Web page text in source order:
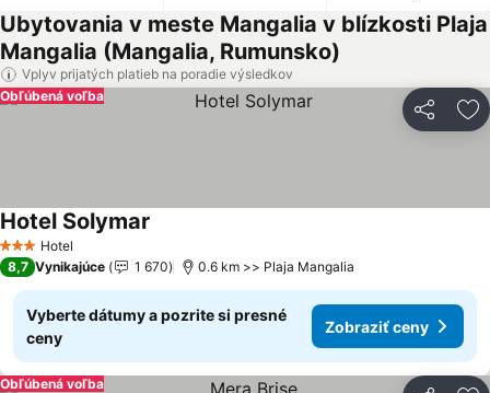
Ubytovania v meste Mangalia v blízkosti Plaja
Mangalia (Mangalia, Rumunsko)
Vplyv prijatých platieb na poradie výsledkov
Zdieľať
Obľúbená voľba
3 Počet hviezdičiek
Hotel
Hotel Solymar
8,7 Vynikajúce 1 670 0.6 km >> Plaja Mangalia
Vyberte dátumy a pozrite si presné
ceny
Zobraziť ceny
Obľúbená voľba